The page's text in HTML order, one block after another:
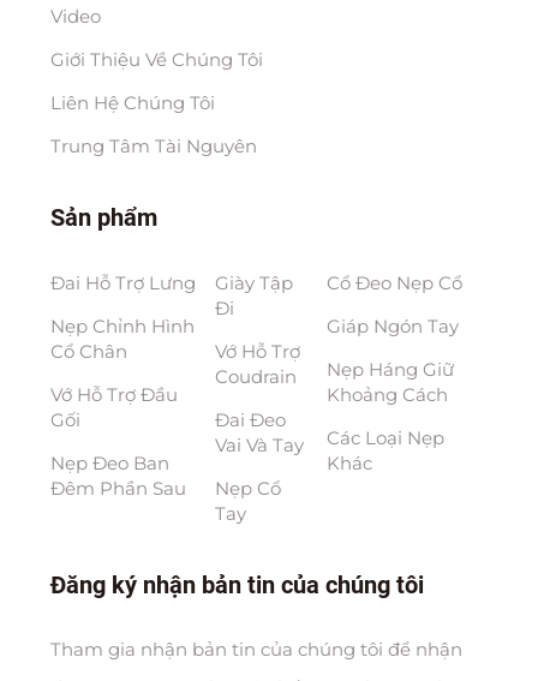
Video
Giới Thiệu Về Chúng Tôi
Liên Hệ Chúng Tôi
Trung Tâm Tài Nguyên
Sản phẩm
Đai Hỗ Trợ Lưng
Nẹp Chỉnh Hình
Cổ Chân
Vớ Hỗ Trợ Đầu
Gối
Nẹp Đeo Ban
Đêm Phần Sau
Giày Tập
Đi
Vớ Hỗ Trợ
Coudrain
Đai Đeo
Vai Và Tay
Nẹp Cổ
Tay
Cổ Đeo Nẹp Cổ
Giáp Ngón Tay
Nẹp Háng Giữ
Khoảng Cách
Các Loại Nẹp
Khác
Đăng ký nhận bản tin của chúng tôi
Tham gia nhận bản tin của chúng tôi để nhận